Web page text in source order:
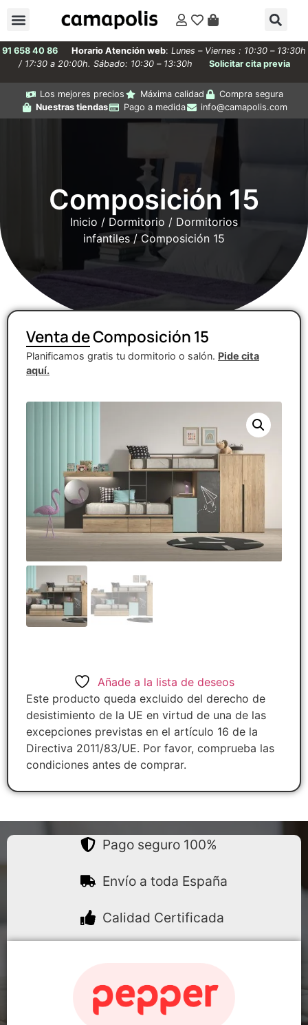
91 658 40 86 Horario Atención web: Lunes – Viernes : 10:30 – 13:30h
/ 17:30 a 20:00h. Sábado: 10:30 – 13:30h
Solicitar cita previa
Los mejores precios Máxima calidad
Compra segura
Nuestras tiendas
Pago a medida info@camapolis.com
Composición 15
Inicio / Dormitorio / Dormitorios
infantiles/ Composición 15
Venta de Composición 15
Planificamos gratis tu dormitorio o salón. Pide cita
aquí.
Añade a la lista de deseos
Este producto queda excluido del derecho de
desistimiento de la UE en virtud de una de las
excepciones previstas en el artículo 16 de la
Directiva 2011/83/UE. Por favor, comprueba las
condiciones antes de comprar.
Pago seguro 100%
Envío a toda España
Calidad Certificada